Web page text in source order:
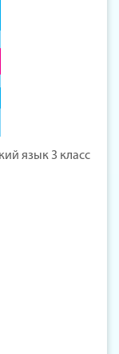
язык 3 класс